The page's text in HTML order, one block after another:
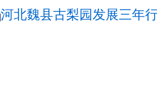
河北魏县古梨园发展三年